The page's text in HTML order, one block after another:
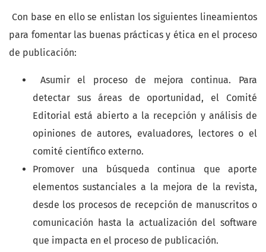
Con base en ello se enlistan los siguientes lineamientos
para fomentar las buenas prácticas y ética en el proceso
de publicación:
Asumir el proceso de mejora continua. Para
detectar sus áreas de oportunidad, el Comité
Editorial está abierto a la recepción y análisis de
opiniones de autores, evaluadores, lectores o el
comité científico externo.
Promover una búsqueda continua que aporte
elementos sustanciales a la mejora de la revista,
desde los procesos de recepción de manuscritos o
comunicación hasta la actualización del software
que impacta en el proceso de publicación.